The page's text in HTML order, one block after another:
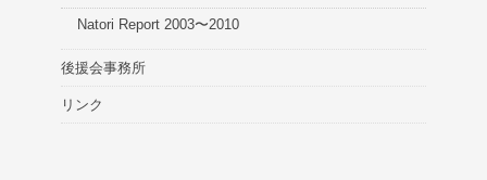
Natori Report 2003〜2010
後援会事務所
リンク